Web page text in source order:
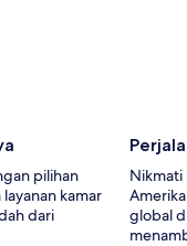
pilihan
kamar
dari
Nikmati
global